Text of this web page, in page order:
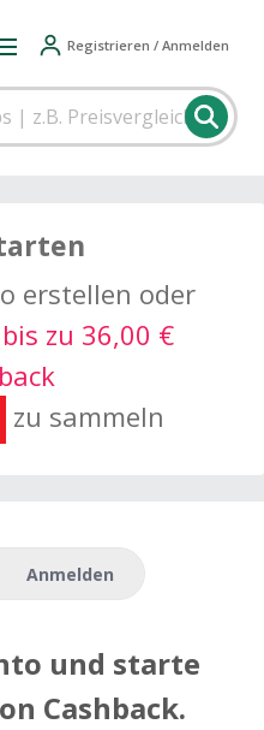
Registrieren / Anmelden
erstellen oder
bis zu 36,00 €
zu sammeln
Anmelden
und starte
Cashback.